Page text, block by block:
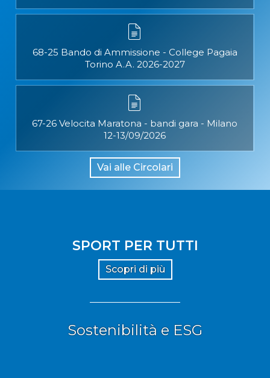
68-25 Bando di Ammissione - College Pagaia
Torino A.A. 2026-2027
67-26 Velocita Maratona - bandi gara - Milano
12-13/09/2026
Vai alle Circolari
SPORT PER TUTTI
Scopri di più
Sostenibilità e ESG